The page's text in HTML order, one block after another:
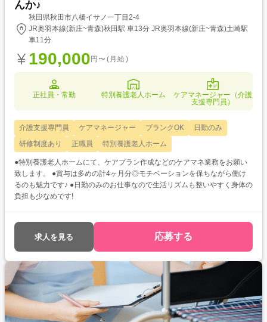
んか♪
秋田県秋田市八橋イサノ一丁目2-4
JR奥羽本線(新庄~青森)秋田駅 車13分 JR奥羽本線(新庄~青森)土崎駅
車11分
190,000 円〜(月給)
正社員・常勤 特別養護老人ホーム
ケアマネージャー（介護
支援専門員）
介護支援専門員 ケアマネージャー ブランクOK
日勤のみ
研修制度あり
正職員 特別養護老人ホーム
●特別養護老人ホームにて、ケアプラン作成などのケアマネ業務をお願い
致します。 ●賞与は多めの計4ヶ月分◎モチベーションを保ちながら働け
るのも魅力です♪ ●日勤のみのお仕事なので生活リズムも整いやすく身体の
負担も少なめです!
求人を見る 応募する